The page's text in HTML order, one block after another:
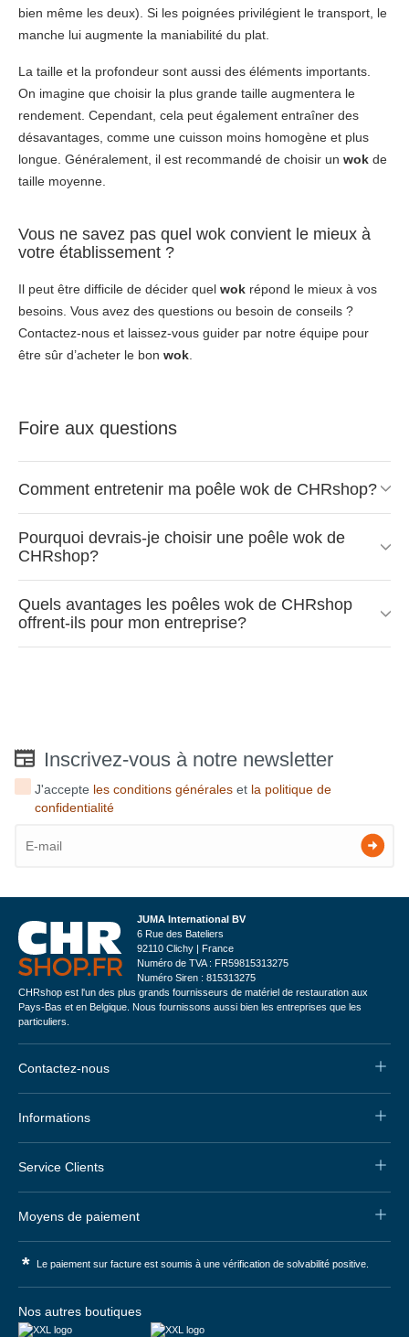
bien même les deux). Si les poignées privilégient le transport, le
manche lui augmente la maniabilité du plat.
La taille et la profondeur sont aussi des éléments importants.
On imagine que choisir la plus grande taille augmentera le
rendement. Cependant, cela peut également entraîner des
désavantages, comme une cuisson moins homogène et plus
longue. Généralement, il est recommandé de choisir un wok de
taille moyenne.
Vous ne savez pas quel wok convient le mieux à
votre établissement ?
Il peut être difficile de décider quel wok répond le mieux à vos
besoins. Vous avez des questions ou besoin de conseils ?
Contactez-nous et laissez-vous guider par notre équipe pour
être sûr d’acheter le bon wok.
Foire aux questions
Comment entretenir ma poêle wok de CHRshop?
Pourquoi devrais-je choisir une poêle wok de
CHRshop?
Quels avantages les poêles wok de CHRshop
offrent-ils pour mon entreprise?
Inscrivez-vous à notre newsletter
J'accepte les conditions générales et la politique de
confidentialité
JUMA International BV
6 Rue des Bateliers
92110 Clichy | France
Numéro de TVA : FR59815313275
Numéro Siren : 815313275
CHRshop est l'un des plus grands fournisseurs de matériel de restauration aux
Pays-Bas et en Belgique. Nous fournissons aussi bien les entreprises que les
particuliers.
Contactez-nous
Informations
Service Clients
Moyens de paiement
* Le paiement sur facture est soumis à une vérification de solvabilité positive.
Nos autres boutiques